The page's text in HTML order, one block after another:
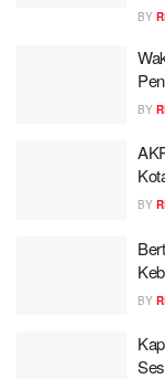
BY
BY
BY
BY